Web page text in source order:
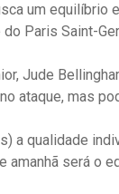
um equilíbrio
Paris Saint-
Jude
ataque, mas
a qualidade
amanhã será o